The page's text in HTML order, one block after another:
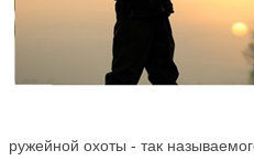
ружейной охоты - так